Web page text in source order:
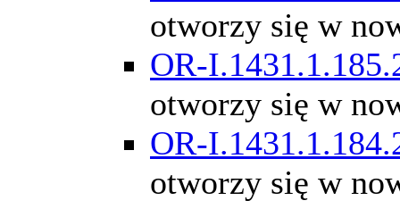
otworzy się w
OR-
otworzy się w
OR-
otworzy się w